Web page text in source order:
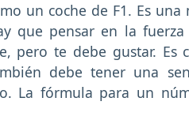
un coche de F1. Es
que pensar en la
pero te debe gustar.
debe tener una
La fórmula para un